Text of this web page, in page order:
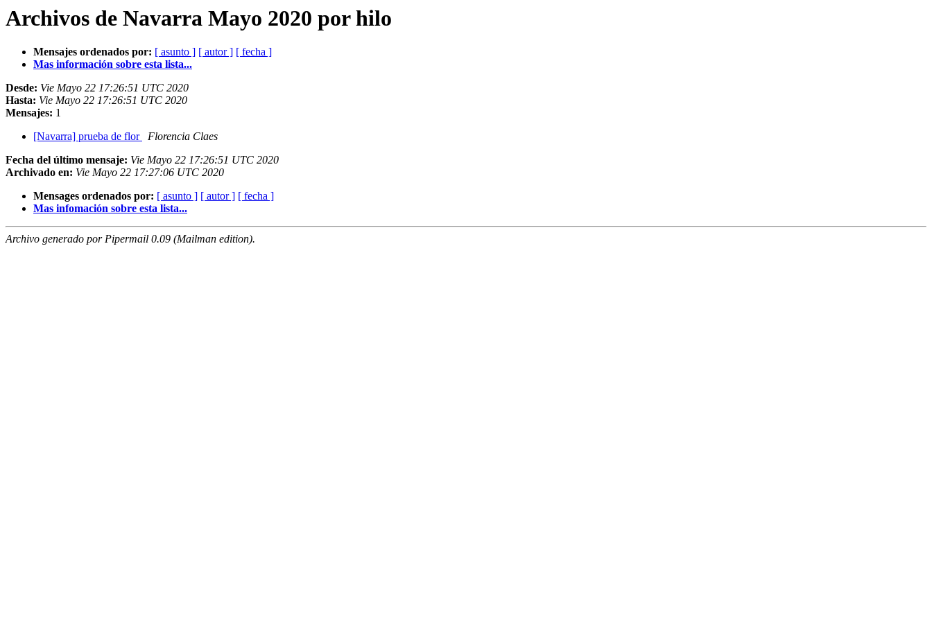
Archivos de Navarra Mayo 2020 por hilo
Mensajes ordenados por: [ asunto ] [ autor ] [ fecha ]
Mas información sobre esta lista...
Desde: Vie Mayo 22 17:26:51 UTC 2020
Hasta: Vie Mayo 22 17:26:51 UTC 2020
Mensajes: 1
[Navarra] prueba de flor
Florencia Claes
Fecha del último mensaje: Vie Mayo 22 17:26:51 UTC 2020
Archivado en: Vie Mayo 22 17:27:06 UTC 2020
Mensages ordenados por: [ asunto ] [ autor ] [ fecha ]
Mas infomación sobre esta lista...
Archivo generado por Pipermail 0.09 (Mailman edition).